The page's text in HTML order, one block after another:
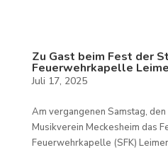
Zu Gast beim Fest der
Feuerwehrkapelle
Juli 17, 2025
Am vergangenen Samstag,
Musikverein Meckesheim das
Feuerwehrkapelle (SFK)